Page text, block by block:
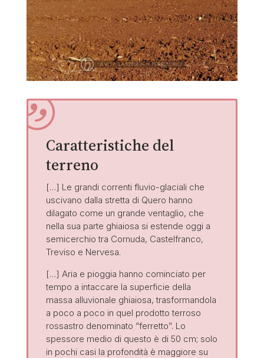
Caratteristiche del
terreno
[…] Le grandi correnti fluvio-glaciali che
uscivano dalla stretta di Quero hanno
dilagato come un grande ventaglio, che
nella sua parte ghiaiosa si estende oggi a
semicerchio tra Cornuda, Castelfranco,
Treviso e Nervesa.
[…] Aria e pioggia hanno cominciato per
tempo a intaccare la superficie della
massa alluvionale ghiaiosa, trasformandola
a poco a poco in quel prodotto terroso
rossastro denominato “ferretto”. Lo
spessore medio di questo è di 50 cm; solo
in pochi casi la profondità è maggiore su